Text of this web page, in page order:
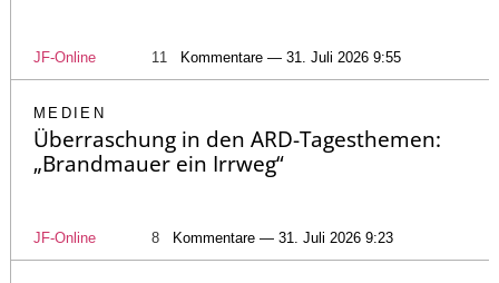
JF-Online 11 Kommentare — 31. Juli 2026 9:55
MEDIEN
Überraschung in den ARD-Tagesthemen:
„Brandmauer ein Irrweg“
JF-Online 8 Kommentare — 31. Juli 2026 9:23